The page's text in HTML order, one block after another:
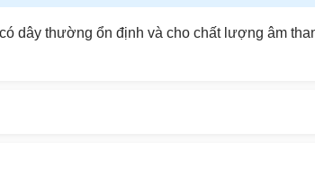
dây thường ổn định và cho chất lượng âm